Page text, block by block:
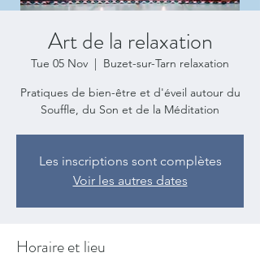
Art de la relaxation
Tue 05 Nov
  |
Buzet-sur-Tarn relaxation
Pratiques de bien-être et d'éveil autour du
Souffle, du Son et de la Méditation
Les inscriptions sont complètes
Voir les autres dates
Horaire et lieu